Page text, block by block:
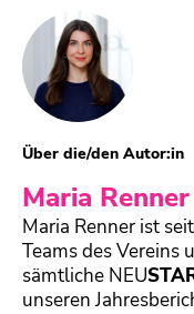
Über die/den Autor:in
Maria Renner
Maria Renner ist
Teams des Vereins
sämtliche NEU
unseren